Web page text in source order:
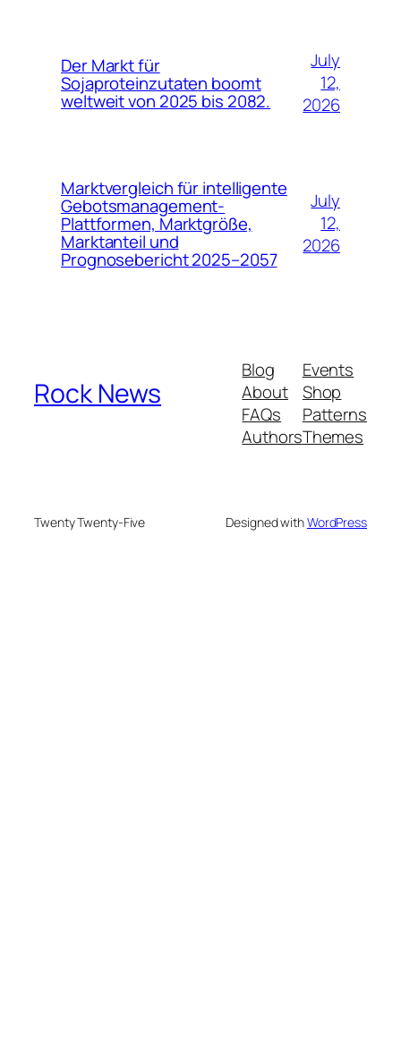
Der Markt für
Sojaproteinzutaten boomt
weltweit von 2025 bis 2082.
July
12,
2026
Marktvergleich für intelligente
Gebotsmanagement-
Plattformen, Marktgröße,
Marktanteil und
Prognosebericht 2025–2057
July
12,
2026
Rock News
Blog
About
FAQs
Authors
Events
Shop
Patterns
Themes
Twenty Twenty-Five Designed withWordPress